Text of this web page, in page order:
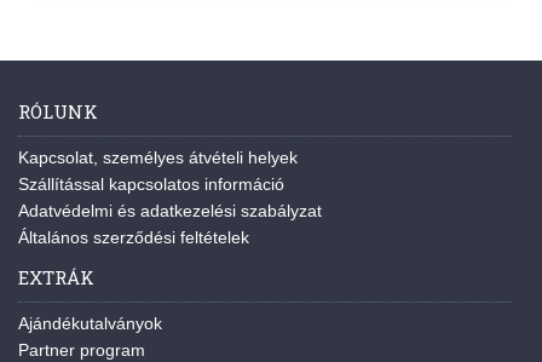
RÓLUNK
Kapcsolat, személyes átvételi helyek
Szállítással kapcsolatos információ
Adatvédelmi és adatkezelési szabályzat
Általános szerződési feltételek
EXTRÁK
Ajándékutalványok
Partner program